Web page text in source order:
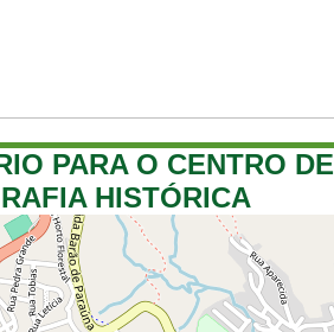
PARA O CENTRO DE
HISTÓRICA